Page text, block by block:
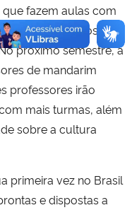
fazem aulas com
o nível três, dos seis
próximo semestre, a
de mandarim
professores irão
mais turmas, além
sobre a cultura
primeira vez no Brasil
e dispostas a